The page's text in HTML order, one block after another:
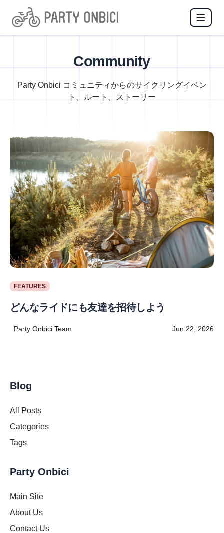
Community
Party Onbici コミュニティからのサイクリングイベン
ト、ルート、ストーリー
FEATURES
どんなライドにも友達を招待しよう
Party Onbici Team Jun 22, 2026
Blog
All Posts
Categories
Tags
Party Onbici
Main Site
About Us
Contact Us